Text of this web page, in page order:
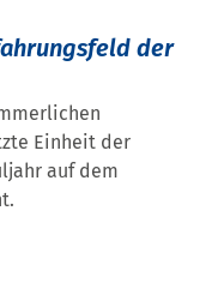
der
Einheit der
auf dem